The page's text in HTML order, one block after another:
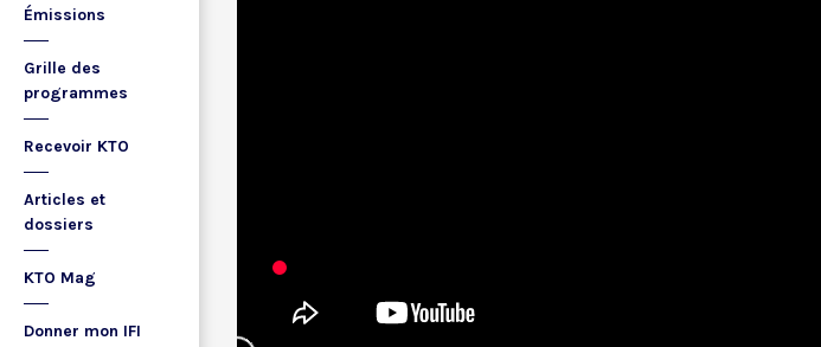
Émissions
Grille des
programmes
Recevoir KTO
Articles et
dossiers
KTO Mag
Donner mon IFI